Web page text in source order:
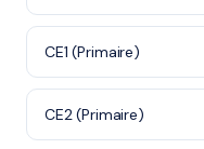
CE1 (Primaire)
CE2 (Primaire)